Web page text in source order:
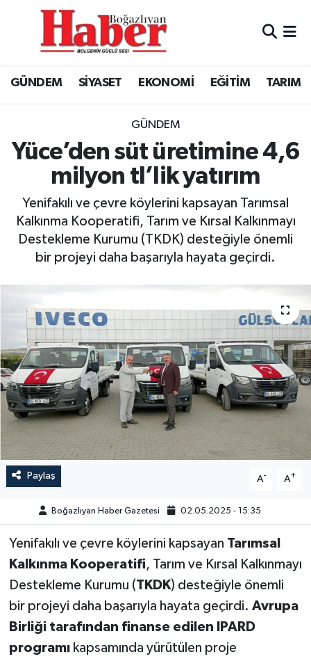
GÜNDEM SİYASET EKONOMİ EĞİTİM TARIM
GÜNDEM
Yüce’den süt üretimine 4,6
milyon tl’lik yatırım
Yenifakılı ve çevre köylerini kapsayan Tarımsal
Kalkınma Kooperatifi, Tarım ve Kırsal Kalkınmayı
Destekleme Kurumu (TKDK) desteğiyle önemli
bir projeyi daha başarıyla hayata geçirdi.
Paylaş A- A+
Boğazlıyan Haber Gazetesi 02.05.2025 - 15:35
Yenifakılı ve çevre köylerini kapsayan Tarımsal
Kalkınma Kooperatifi, Tarım ve Kırsal Kalkınmayı
Destekleme Kurumu (TKDK) desteğiyle önemli
bir projeyi daha başarıyla hayata geçirdi. Avrupa
Birliği tarafından finanse edilen IPARD
programıkapsamında yürütülen proje
GÜNDEM
SİYASET
EĞİTİM
Foto Galeri
Yazarlar
GÜNDEM
EKONOMİ
EĞİTİM
Boğazlıyan Hava Durumu
Boğazlıyan Trafik Yoğunluk Haritası
TFF 3.Lig 3.Grup Puan Durumu ve Fikstür
Tüm Manşetler
Haber Arşivi